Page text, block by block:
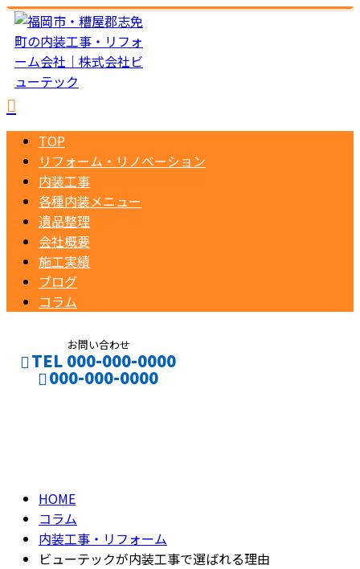
TOP
リフォーム・リノベーション
内装工事
各種内装メニュー
遺品整理
会社概要
施工実績
ブログ
コラム
お問い合わせ
TEL 000-000-0000
000-000-0000
HOME
コラム
内装工事・リフォーム
ビューテックが内装工事で選ばれる理由